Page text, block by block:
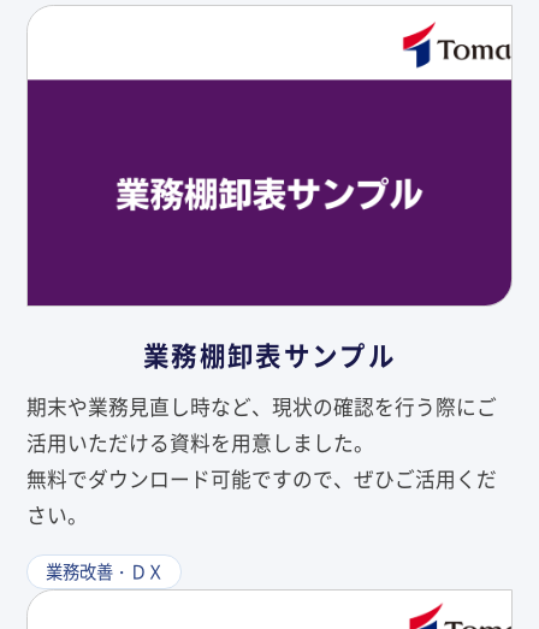
業務棚卸表サンプル
期末や業務見直し時など、現状の確認を行う際にご
活用いただける資料を用意しました。
無料でダウンロード可能ですので、ぜひご活用くだ
さい。
業務改善・ＤＸ